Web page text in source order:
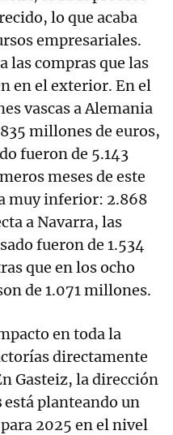
lo que acaba
empresariales.
las compras que las
en el exterior. En el
vascas a Alemania
millones de euros,
fueron de 5.143
meses de este
muy inferior: 2.868
a Navarra, las
fueron de 1.534
que en los ocho
de 1.071 millones.
en toda la
directamente
Gasteiz, la dirección
está planteando un
2025 en el nivel